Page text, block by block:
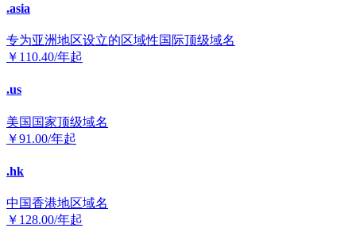
.asia
专为亚洲地区设立的区域性国际顶级域名
￥ 110.40/年起
.us
美国国家顶级域名
￥91.00/年起
.hk
中国香港地区域名
￥ 128.00/年起